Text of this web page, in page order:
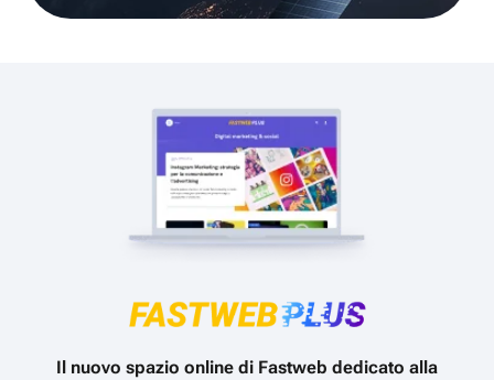
Il nuovo spazio online di Fastweb dedicato alla